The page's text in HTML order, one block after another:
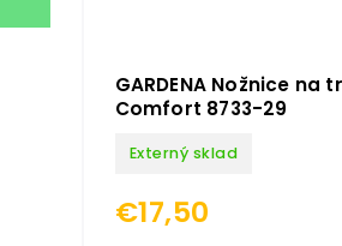
GARDENA Nožnice na
Comfort 8733-29
Externý sklad
€17,50